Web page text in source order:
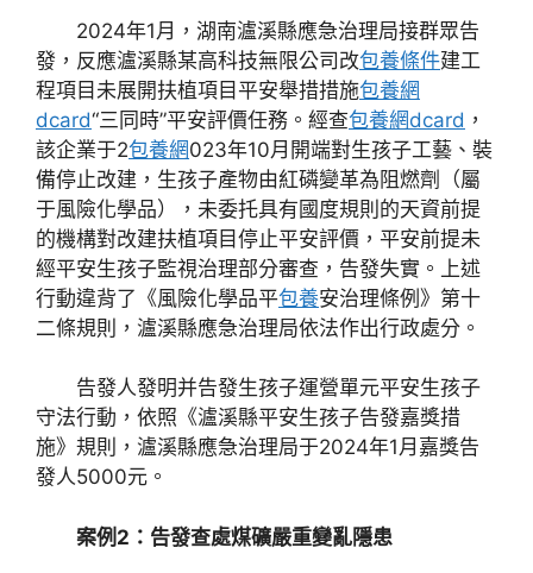
2024年1月，湖南瀘溪縣應急治理局接群眾告
發，反應瀘溪縣某高科技無限公司改包養條件建工
程項目未展開扶植項目平安舉措措施包養網
dcard“三同時”平安評價任務。經查包養網dcard ，
該企業于2包養網023年10月開端對生孩子工藝、裝
備停止改建，生孩子產物由紅磷變革為阻燃劑（屬
于風險化學品），未委托具有國度規則的天資前提
的機構對改建扶植項目停止平安評價，平安前提未
經平安生孩子監視治理部分審查，告發失實。上述
行動違背了《風險化學品平包養安治理條例》第十
二條規則，瀘溪縣應急治理局依法作出行政處分。
告發人發明并告發生孩子運營單元平安生孩子
守法行動，依照《瀘溪縣平安生孩子告發嘉獎措
施》規則，瀘溪縣應急治理局于2024年1月嘉獎告
發人5000元。
案例2：告發查處煤礦嚴重變亂隱患